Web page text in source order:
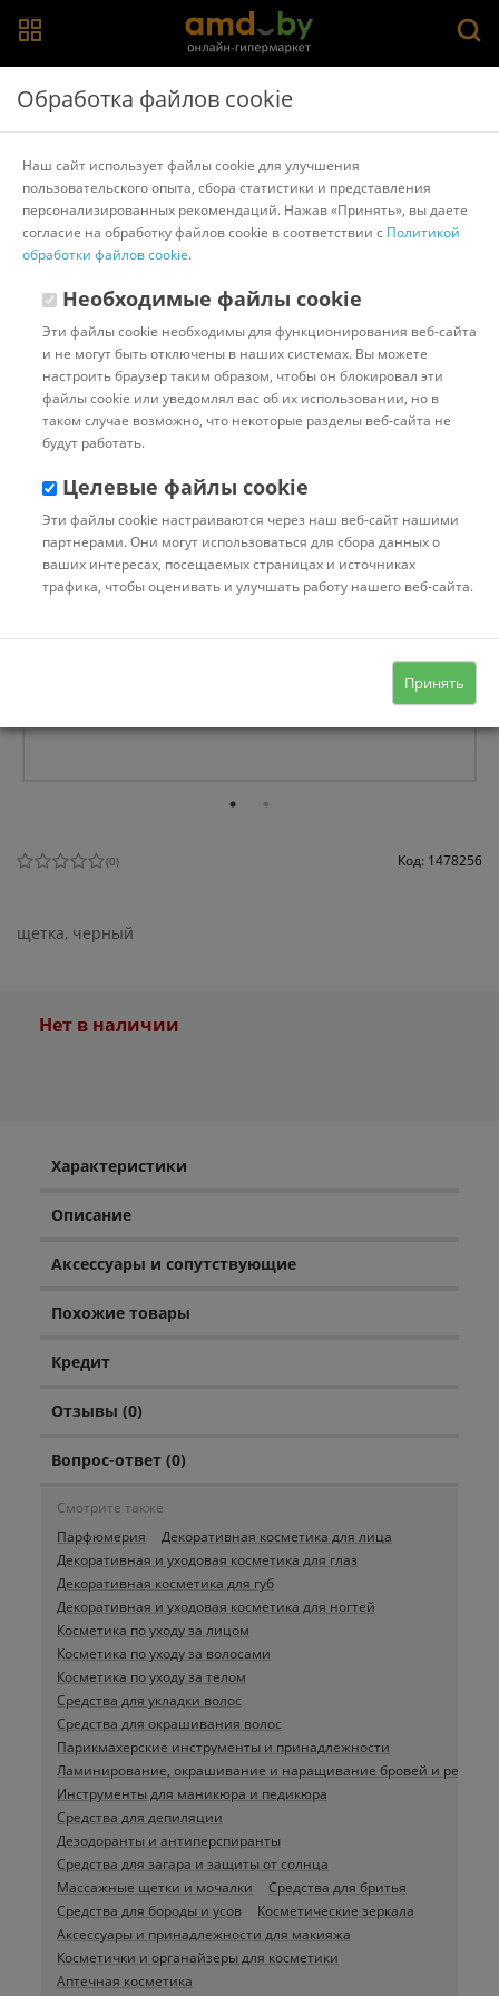
Главная > Каталог товаров
Щетки, расчески, брашинги и
бигуди > Dewal
Щетка Dewal Бархат DBBA1
Другие товары Dewal
(0) Код: 1478256
щетка, черный
Нет в наличии
Характеристики
Описание
Аксессуары и сопутствующие
Похожие товары
Кредит
Отзывы (0)
Вопрос-ответ (0)
Смотрите также
Парфюмерия
Декоративная косметика для лица
Декоративная и уходовая косметика для глаз
Декоративная косметика для губ
Декоративная и уходовая косметика для ногтей
Косметика по уходу за лицом
Косметика по уходу за волосами
Косметика по уходу за телом
Средства для укладки волос
Средства для окрашивания волос
Парикмахерские инструменты и принадлежности
Ламинирование, окрашивание и наращивание бровей и ресниц
Инструменты для маникюра и педикюра
Средства для депиляции
Дезодоранты и антиперспиранты
Средства для загара и защиты от солнца
Массажные щетки и мочалки
Средства для бритья
Средства для бороды и усов
Косметические зеркала
Аксессуары и принадлежности для макияжа
Косметички и органайзеры для косметики
Аптечная косметика
Обработка файлов cookie
Наш сайт использует файлы cookie для улучшения
пользовательского опыта, сбора статистики и представления
персонализированных рекомендаций. Нажав «Принять», вы даете
согласие на обработку файлов cookie в соответствии с Политикой
обработки файлов cookie.
Необходимые файлы cookie
Эти файлы cookie необходимы для функционирования веб-сайта
и не могут быть отключены в наших системах. Вы можете
настроить браузер таким образом, чтобы он блокировал эти
файлы cookie или уведомлял вас об их использовании, но в
таком случае возможно, что некоторые разделы веб-сайта не
будут работать.
Целевые файлы cookie
Эти файлы cookie настраиваются через наш веб-сайт нашими
партнерами. Они могут использоваться для сбора данных о
ваших интересах, посещаемых страницах и источниках
трафика, чтобы оценивать и улучшать работу нашего веб-сайта.
Принять